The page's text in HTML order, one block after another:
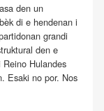
den un
di e hendenan i
grandi
den e
Hulandes
Esaki no por. Nos